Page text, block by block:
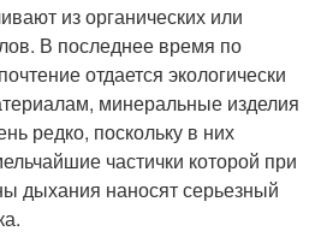
из органических или
В последнее время по
отдается экологически
минеральные изделия
редко, поскольку в них
частички которой при
дыхания наносят серьезный